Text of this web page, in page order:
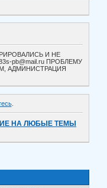
И НЕ
pb@mail.ru ПРОБЛЕМУ
АДМИНИСТРАЦИЯ
.
НА ЛЮБЫЕ ТЕМЫ